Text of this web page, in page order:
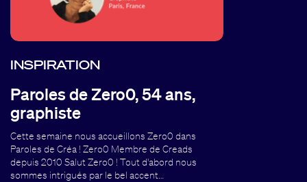
INSPIRATION
Paroles de Zero0, 54 ans,
graphiste
Cette semaine nous accueillons Zero0 dans
Paroles de Créa ! Zero0 Membre de Creads
depuis 2010 Salut Zero0 ! Tout d'abord nous
sommes intrigués par le bel accent…